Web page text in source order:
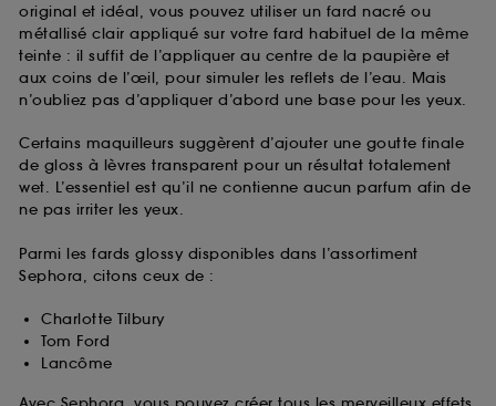
original et idéal, vous pouvez utiliser un fard nacré ou
métallisé clair appliqué sur votre fard habituel de la même
teinte : il suffit de l’appliquer au centre de la paupière et
aux coins de l’œil, pour simuler les reflets de l’eau. Mais
n’oubliez pas d’appliquer d’abord une base pour les yeux.
Certains maquilleurs suggèrent d’ajouter une goutte finale
de gloss à lèvres transparent pour un résultat totalement
wet. L’essentiel est qu’il ne contienne aucun parfum afin de
ne pas irriter les yeux.
Parmi les fards glossy disponibles dans l’assortiment
Sephora, citons ceux de :
Charlotte Tilbury
Tom Ford
Lancôme